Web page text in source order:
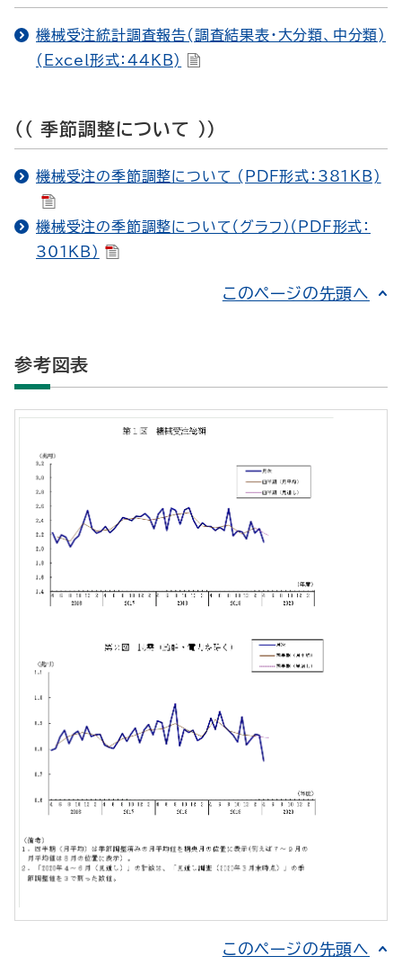
機械受注統計調査報告(調査結果表・大分類、中分類)
(Excel形式：44KB)
(( 季節調整について ))
機械受注の季節調整について (PDF形式：381KB)
機械受注の季節調整について（グラフ）（PDF形式：
301KB）
このページの先頭へ
参考図表
このページの先頭へ